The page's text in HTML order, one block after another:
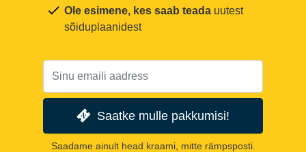
Ole esimene, kes saab teada uutest
sõiduplaanidest
Saatke mulle pakkumisi!
Saadame ainult head kraami, mitte rämpsposti.